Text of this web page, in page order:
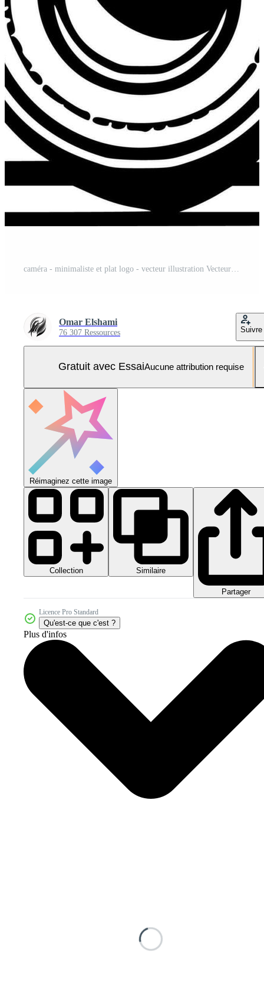
Omar Elshami
76 307 Ressources Suivre
Gratuit avec EssaiAucune attribution requise
Réimaginez cette image
Collection Similaire
Partager
Licence Pro Standard
Qu'est-ce que c'est ?
Plus d'infos